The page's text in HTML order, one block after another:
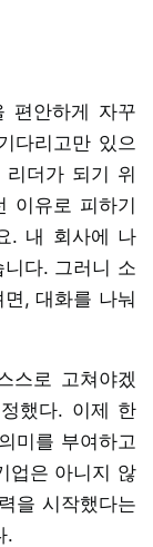
편안하게 자꾸
다리고만 있으
리더가 되기 위
이유로 피하기
. 내 회사에 나
다. 그러니 소
, 대화를 나눠
스로 고쳐야겠
했다. 이제 한
미를 부여하고
업은 아니지 않
을 시작했다는
.